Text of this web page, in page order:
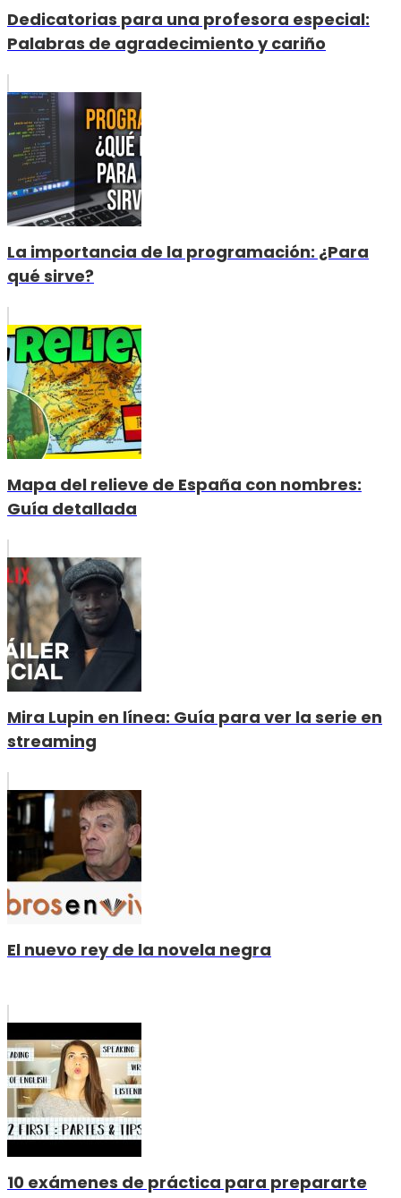
Dedicatorias para una profesora especial:
Palabras de agradecimiento y cariño
La importancia de la programación: ¿Para
qué sirve?
Mapa del relieve de España con nombres:
Guía detallada
Mira Lupin en línea: Guía para ver la serie en
streaming
El nuevo rey de la novela negra
10 exámenes de práctica para prepararte